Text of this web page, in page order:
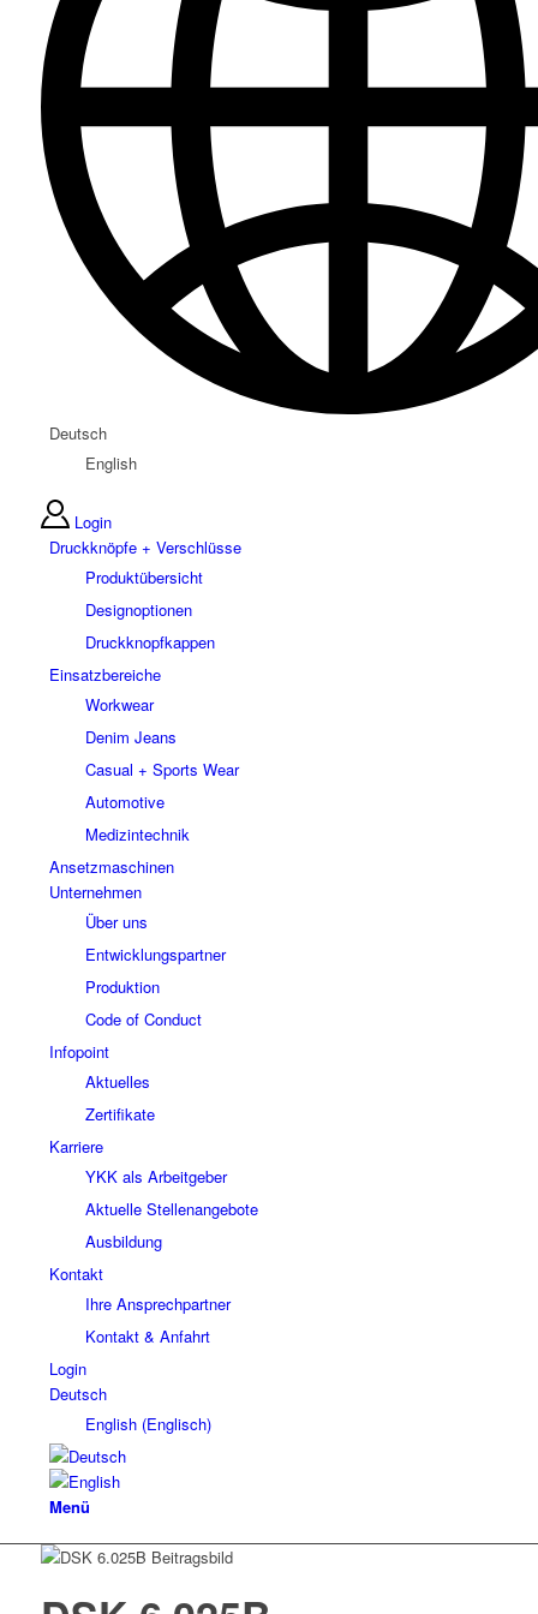
Deutsch
English
Login
Druckknöpfe + Verschlüsse
Produktübersicht
Designoptionen
Druckknopfkappen
Einsatzbereiche
Workwear
Denim Jeans
Casual + Sports Wear
Automotive
Medizintechnik
Ansetzmaschinen
Unternehmen
Über uns
Entwicklungspartner
Produktion
Code of Conduct
Infopoint
Aktuelles
Zertifikate
Karriere
YKK als Arbeitgeber
Aktuelle Stellenangebote
Ausbildung
Kontakt
Ihre Ansprechpartner
Kontakt & Anfahrt
Login
Deutsch
English(Englisch)
Menü